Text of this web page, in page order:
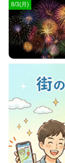
8/3(月)